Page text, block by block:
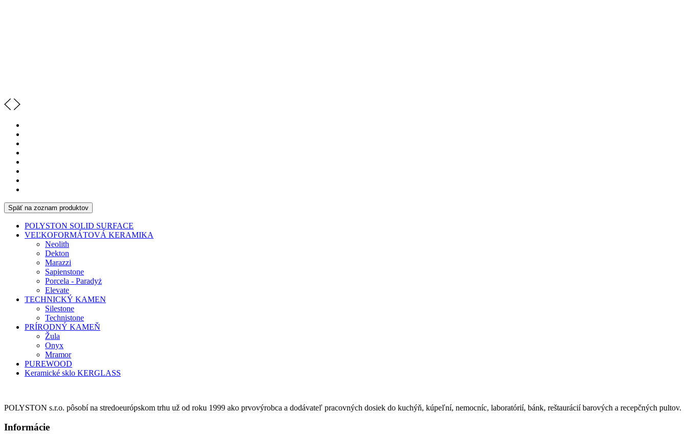
Späť na zoznam produktov
POLYSTON SOLID SURFACE
VEĽKOFORMÁTOVÁ KERAMIKA
Neolith
Dekton
Marazzi
Sapienstone
Porcela - Paradyż
Elevate
TECHNICKÝ KAMEN
Silestone
Technistone
PRÍRODNÝ KAMEŇ
Žula
Onyx
Mramor
PUREWOOD
Keramické sklo KERGLASS
POLYSTON s.r.o. pôsobí na stredoeurópskom trhu už od roku 1999 ako prvovýrobca a dodávateľ pracovných dosiek do kuchýň, kúpeľní, nemocníc, laboratórií, bánk, reštaurácií barových a recepčných pultov.
Informácie